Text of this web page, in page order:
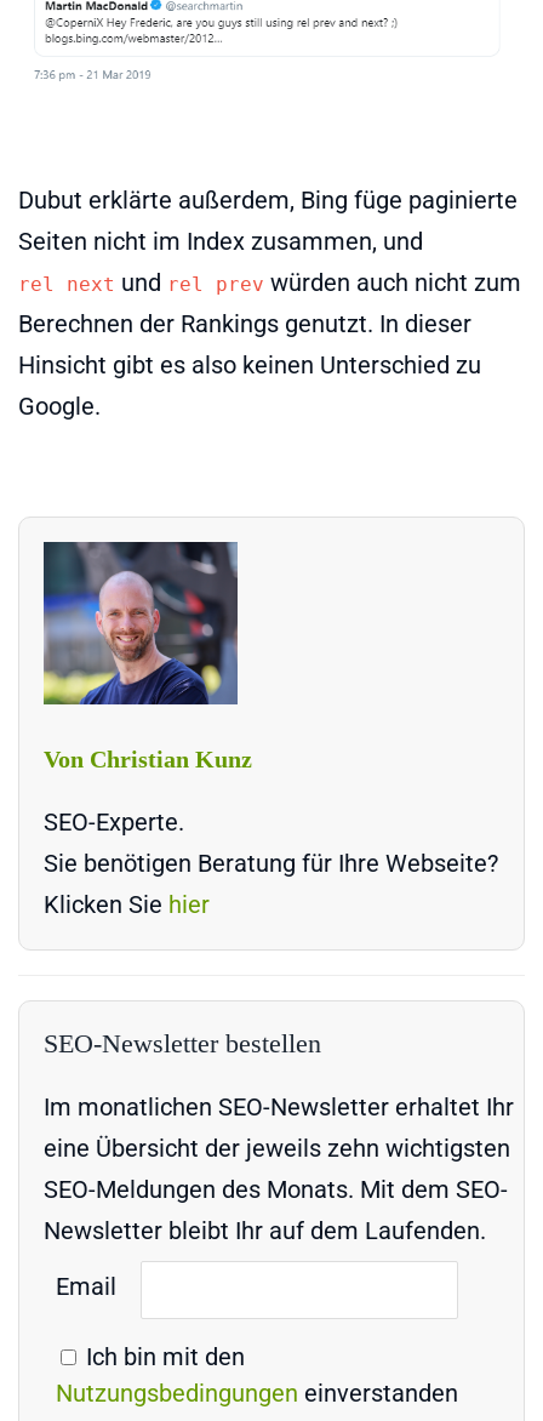
Dubut erklärte außerdem, Bing füge paginierte
Seiten nicht im Index zusammen, und
rel next und rel prev würden auch nicht zum
Berechnen der Rankings genutzt. In dieser
Hinsicht gibt es also keinen Unterschied zu
Google.
Von Christian Kunz
SEO-Experte.
Sie benötigen Beratung für Ihre Webseite?
Klicken Sie hier
SEO-Newsletter bestellen
Im monatlichen SEO-Newsletter erhaltet Ihr
eine Übersicht der jeweils zehn wichtigsten
SEO-Meldungen des Monats. Mit dem SEO-
Newsletter bleibt Ihr auf dem Laufenden.
Email
Ich bin mit den
Nutzungsbedingungen einverstanden